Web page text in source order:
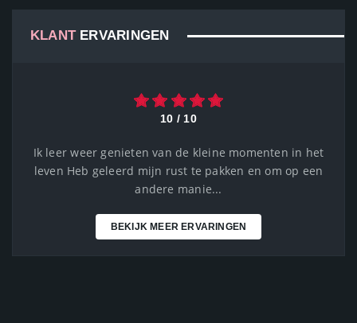
KLANTERVARINGEN
10 / 10
Ik leer weer genieten van de kleine momenten in het
leven Heb geleerd mijn rust te pakken en om op een
andere manie...
BEKIJK MEER ERVARINGEN